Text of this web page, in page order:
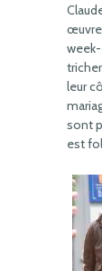
œuvre
leur
sont
est